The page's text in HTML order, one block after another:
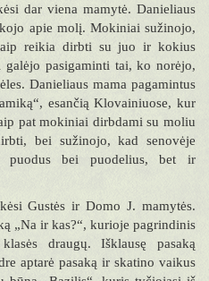
dar viena mamytė. Danieliaus
apie molį. Mokiniai sužinojo,
reikia dirbti su juo ir kokius
pasigaminti tai, ko norėjo,
Danieliaus mama pagamintus
esančią Klovainiuose, kur
pat mokiniai dirbdami su moliu
bei sužinojo, kad senovėje
puodus bei puodelius, bet ir
Gustės ir Domo J. mamytės.
„Na ir kas?“, kurioje pagrindinis
draugų. Išklausę pasaką
aptarė pasaką ir skatino vaikus